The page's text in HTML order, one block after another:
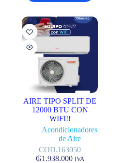
AIRE TIPO SPLIT DE
12000 BTU CON
WIFI!!
Acondicionadores
de Aire
COD.163050
₲1.938.000 IVA